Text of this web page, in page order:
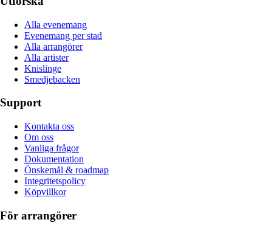
Alla evenemang
Evenemang per stad
Alla arrangörer
Alla artister
Knislinge
Smedjebacken
Support
Kontakta oss
Om oss
Vanliga frågor
Dokumentation
Önskemål & roadmap
Integritetspolicy
Köpvillkor
För arrangörer